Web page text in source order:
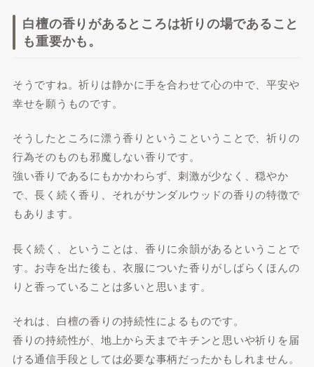
白檀の香りがあるところは祈りの場であること
も重要かも。
そうですね。祈りは静かに手を合わせて心の中で、平安や
幸せを願うものです。
そうしたところに漂う香りというこということで、祈りの
行為そのものも邪魔しない香りです。
強い香りであるにもかかわらず、刺激が少なく、穏やか
で、長く続く香り、それがサンダルウッドの香りの特徴で
もあります。
長く続く、ということは、香りに余韻があるということで
す。お寺を出た後も、衣服についた香りがしばらくほんの
りと香っていることは多いと思います。
それは、白檀の香りの持続性によるものです。
香りの持続性が、地上から天までキチンと思いや祈りを届
ける通信手段としては必要な事柄だったかもしれません。